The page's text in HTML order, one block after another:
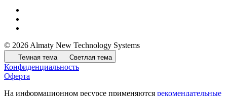
© 2026 Almaty New Technology Systems
Темная тема Светлая тема
Конфиденциальность
Оферта
На информационном ресурсе применяются рекомендательные